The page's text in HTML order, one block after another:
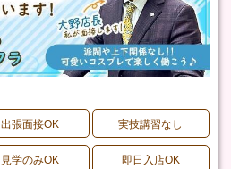
出張面接OK 実技講習なし
見学のみOK 即日入店OK